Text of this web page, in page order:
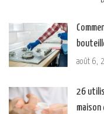
août 6,
26
maison